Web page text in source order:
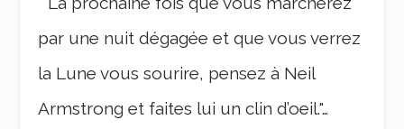
par une nuit dégagée et que vous verrez
la Lune vous sourire, pensez à Neil
Armstrong et faites lui un clin d’oeil."…